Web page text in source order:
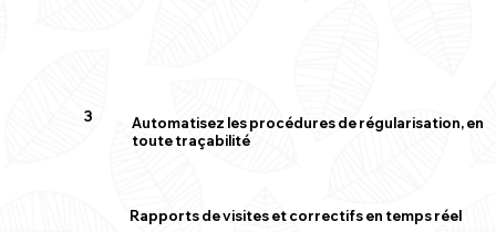
3
Automatisez les procédures de régularisation, en
toute traçabilité
Rapports de visites et correctifs en temps réel